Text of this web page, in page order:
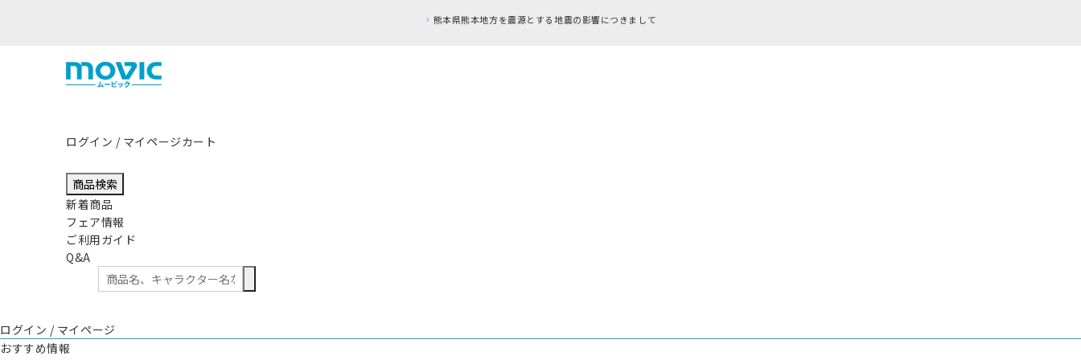
熊本県熊本地方を震源とする地震の影響につきまして
ログイン / マイページカート
商品検索
新着商品
フェア情報
ご利用ガイド
Q&A
ログイン / マイページ
おすすめ情報